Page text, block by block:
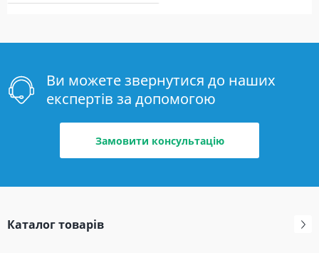
Ви можете звернутися до наших
експертів за допомогою
Замовити консультацію
Каталог товарів